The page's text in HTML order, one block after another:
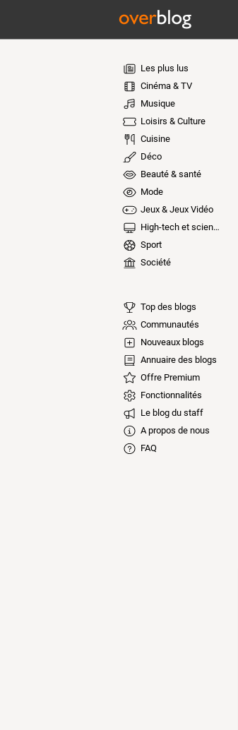
Les plus lus
Cinéma & TV
Musique
Loisirs & Culture
Cuisine
Déco
Beauté & santé
Mode
Jeux & Jeux Vidéo
High-tech et sciences
Sport
Société
Top des blogs
Communautés
Nouveaux blogs
Annuaire des blogs
Offre Premium
Fonctionnalités
Le blog du staff
A propos de nous
FAQ